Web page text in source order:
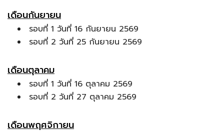
เดือนกันยายน
รอบที่ 1 วันที่ 16 กันยายน 2569
รอบที่ 2 วันที่ 25 กันยายน 2569
เดือนตุลาคม
รอบที่ 1 วันที่ 16 ตุลาคม 2569
รอบที่ 2 วันที่ 27 ตุลาคม 2569
เดือนพฤศจิกายน